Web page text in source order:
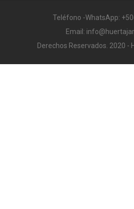
Teléfono -WhatsApp:
Email:
Derechos Reservados. 2020 -